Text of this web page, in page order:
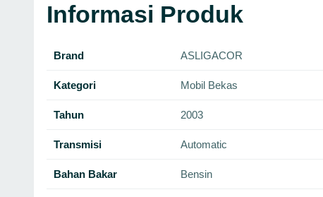
Informasi Produk
Brand ASLIGACOR
Kategori Mobil Bekas
Tahun 2003
Transmisi Automatic
Bahan Bakar Bensin